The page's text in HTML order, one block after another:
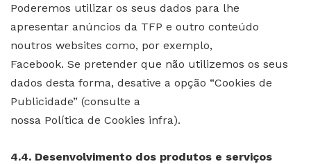
Poderemos utilizar os seus dados para lhe
apresentar anúncios da TFP e outro conteúdo
noutros websites como, por exemplo,
Facebook. Se pretender que não utilizemos os seus
dados desta forma, desative a opção “Cookies de
Publicidade” (consulte a
nossa Política de Cookies infra).
4.4. Desenvolvimento dos produtos e serviços